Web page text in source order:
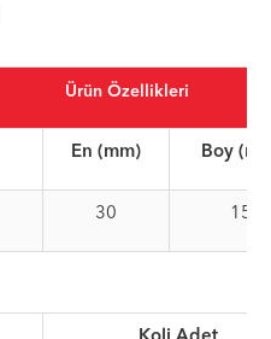
Ürün Özellikleri
En (mm) Boy
30 15